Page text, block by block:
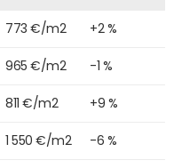
773 €/m2 +2 %
965 €/m2 -1 %
811 €/m2 +9 %
1 550 €/m2 -6 %